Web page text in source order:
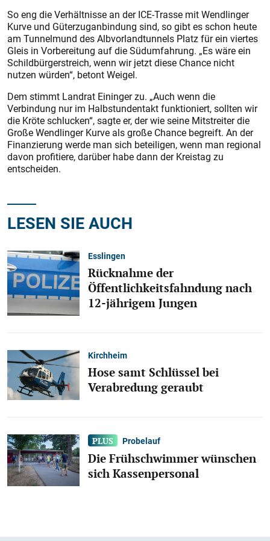
So eng die Verhältnisse an der ICE-Trasse mit Wendlinger
Kurve und Güterzuganbindung sind, so gibt es schon heute
am Tunnelmund des Albvorlandtunnels Platz für ein viertes
Gleis in Vorbereitung auf die Südumfahrung. „Es wäre ein
Schildbürgerstreich, wenn wir jetzt diese Chance nicht
nutzen würden“, betont Weigel.
Dem stimmt Landrat Eininger zu. „Auch wenn die
Verbindung nur im Halbstundentakt funktioniert, sollten wir
die Kröte schlucken“, sagte er, der wie seine Mitstreiter die
Große Wendlinger Kurve als große Chance begreift. An der
Finanzierung werde man sich beteiligen, wenn man regional
davon profitiere, darüber habe dann der Kreistag zu
entscheiden.
LESEN SIE AUCH
Esslingen
Rücknahme der
Öffentlichkeitsfahndung nach
12-jährigem Jungen
Kirchheim
Hose samt Schlüssel bei
Verabredung geraubt
Probelauf
Die Frühschwimmer wünschen
sich Kassenpersonal